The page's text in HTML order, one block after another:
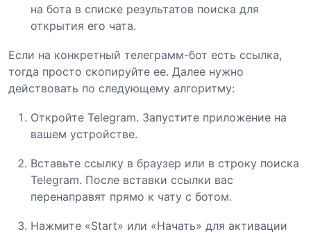
на бота в списке результатов поиска для
открытия его чата.
Если на конкретный телеграмм-бот есть ссылка,
тогда просто скопируйте ее. Далее нужно
действовать по следующему алгоритму:
Откройте Telegram. Запустите приложение на
вашем устройстве.
Вставьте ссылку в браузер или в строку поиска
Telegram. После вставки ссылки вас
перенаправят прямо к чату с ботом.
Нажмите «Start» или «Начать» для активации